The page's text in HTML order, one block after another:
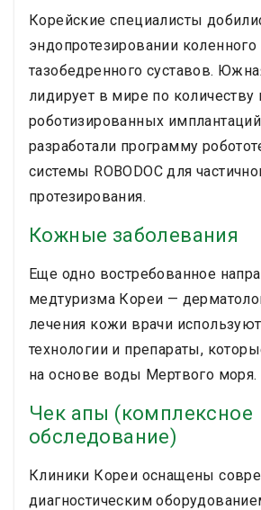
Корейские специалисты
эндопротезировании коленного
тазобедренного суставов.
лидирует в мире по
роботизированных
разработали программу
системы ROBODOC для
протезирования.
Кожные заболевания
Еще одно востребованное
медтуризма Кореи —
лечения кожи врачи
технологии и препараты,
на основе воды Мертвого моря.
Чек апы (комплексное
обследование)
Клиники Кореи оснащены
диагностическим